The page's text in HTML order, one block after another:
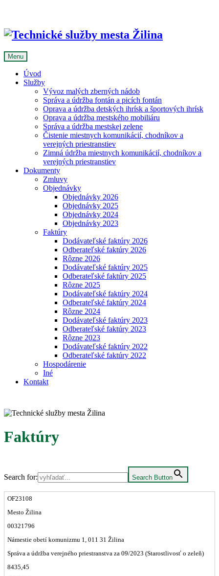
Menu
Úvod
Služby
Vývoz malých zberných nádob
Správa a údržba fontán a picích fontán
Oprava a údržba detských ihrísk a športových ihrísk
Oprava a údržba mestského mobiliáru
Správa a údržba mestskej zelene
Čistenie miestnych komunikácií, chodníkov a
verejných priestranstiev
Zimná údržba miestnych komunikácií, chodníkov a
verejných priestranstiev
Dokumenty
Zmluvy
Objednávky
Objednávky 2026
Objednávky 2025
Objednávky 2024
Objednávky 2023
Faktúry
Dodávateľské faktúry 2026
Odberateľské faktúry 2026
Rôzne 2026
Dodávateľské faktúry 2025
Odberateľské faktúry 2025
Rôzne 2025
Dodávateľské faktúry 2024
Odberateľské faktúry 2024
Rôzne 2024
Dodávateľské faktúry 2023
Odberateľské faktúry 2023
Rôzne 2023
Dodávateľské faktúry 2022
Odberateľské faktúry 2022
Hospodárenie
Iné
Kontakt
Faktúry
Search for: Search Button
OF23108
Mesto Žilina
00321796
Námestie obetí komunizmu 1, 011 31 Žilina
Správa a údržba verejného priestranstva za 09/2023 (Starostlivosť o zeleň)
8435,45